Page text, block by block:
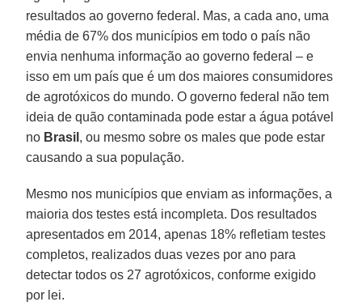
resultados ao governo federal. Mas, a cada ano, uma
média de 67% dos municípios em todo o país não
envia nenhuma informação ao governo federal – e
isso em um país que é um dos maiores consumidores
de agrotóxicos do mundo. O governo federal não tem
ideia de quão contaminada pode estar a água potável
no Brasil , ou mesmo sobre os males que pode estar
causando a sua população.
Mesmo nos municípios que enviam as informações, a
maioria dos testes está incompleta. Dos resultados
apresentados em 2014, apenas 18% refletiam testes
completos, realizados duas vezes por ano para
detectar todos os 27 agrotóxicos, conforme exigido
por lei.